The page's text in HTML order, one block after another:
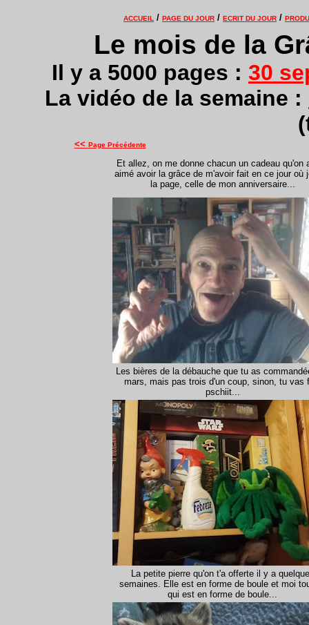
ACCUEIL / PAGE DU JOUR / ECRIT DU JOUR /
Le mois de la
Il y a 5000 pages : 30
La vidéo de la semaine :
<< Page Précédente
Et allez, on me donne chacun un cadeau qu'on
aimé avoir la grâce de m'avoir fait en ce jour où
la page, celle de mon anniversaire...
Les bières de la débauche que tu as
mars, mais pas trois d'un coup, sinon, tu vas
pschiit...
La petite pierre qu'on t'a offerte il y a
semaines. Elle est en forme de boule et moi
qui est en forme de boule...